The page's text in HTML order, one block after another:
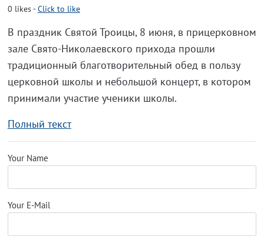
0 likes-Click to like
В праздник Святой Троицы, 8 июня, в прицерковном
зале Свято-Николаевского прихода прошли
традиционный благотворительный обед в пользу
церковной школы и небольшой концерт, в котором
принимали участие ученики школы.
Полный текст
Your Name
Your E-Mail